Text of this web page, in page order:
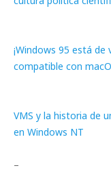
¡Windows 95 está
compatible con
VMS y la historia de
en Windows NT
–